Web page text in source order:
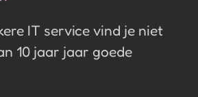
IT service vind je niet
10 jaar jaar goede